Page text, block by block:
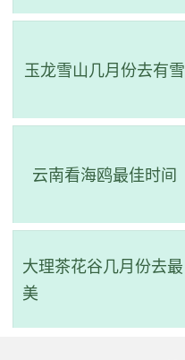
玉龙雪山几月份去有雪
云南看海鸥最佳时间
大理茶花谷几月份去最
美